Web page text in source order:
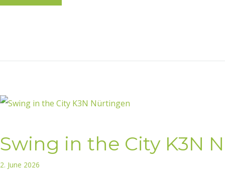
Swing in the City K3N
2. June 2026